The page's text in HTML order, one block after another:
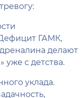
ГАМК,
делают
уже с детства.
уклада.